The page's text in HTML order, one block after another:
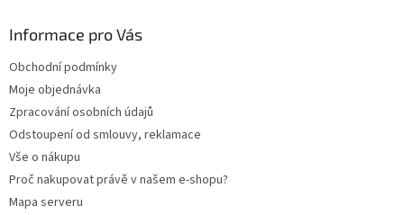
Informace pro Vás
Obchodní podmínky
Moje objednávka
Zpracování osobních údajů
Odstoupení od smlouvy, reklamace
Vše o nákupu
Proč nakupovat právě v našem e-shopu?
Mapa serveru